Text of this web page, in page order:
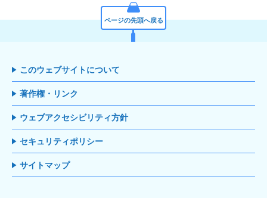
ページの先頭へ戻る
このウェブサイトについて
著作権・リンク
ウェブアクセシビリティ方針
セキュリティポリシー
サイトマップ